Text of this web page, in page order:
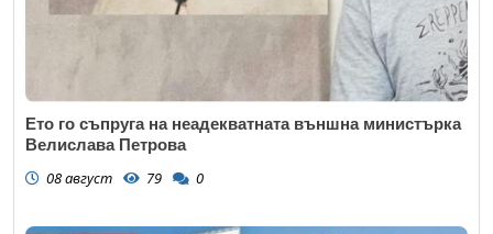
Ето го съпруга на неадекватната външна министърка
Велислава Петрова
08 август 79 0